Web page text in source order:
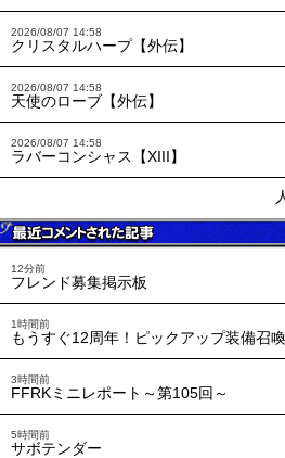
2026/08/07 14:58
クリスタルハープ【外伝】
2026/08/07 14:58
天使のローブ【外伝】
2026/08/07 14:58
ラバーコンシャス【XIII】
12分前
フレンド募集掲示板
1時間前
もうすぐ12周年！ピックアップ装備召喚
3時間前
FFRKミニレポート～第105回～
5時間前
サボテンダー